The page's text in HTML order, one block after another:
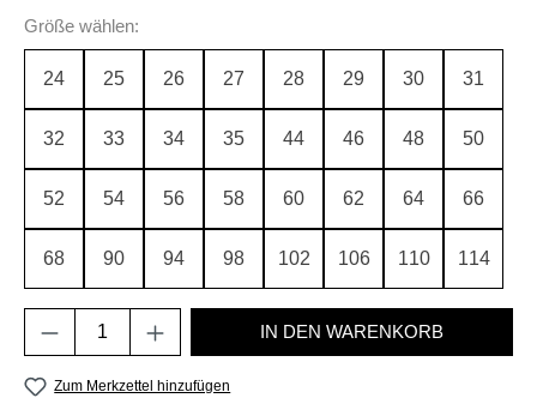
Größeauswählen
wählen:
24 25 26 27 28 29 30 31
32 33 34 35 44 46 48 50
52 54 56 58 60 62 64 66
68 90 94 98 102 106 110 114
Produkt Anzahl: Gib den gewünschten
IN DEN WARENKORB
Zum Merkzettel hinzufügen